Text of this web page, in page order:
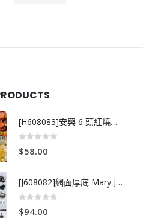
[H608083]安興 6 頭紅燒鮑魚
$58.00
[J608082]網面厚底 Mary June運動涼鞋
$94.00